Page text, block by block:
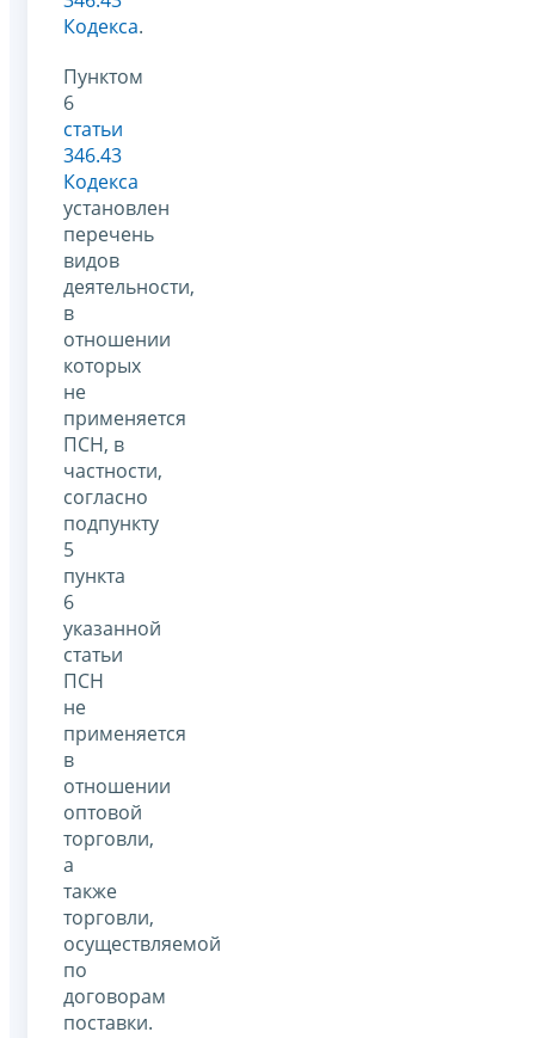
Кодекса.
Пунктом
6
статьи
346.43
Кодекса
установлен
перечень
видов
деятельности,
в
отношении
которых
не
применяется
ПСН, в
частности,
согласно
подпункту
5
пункта
6
указанной
статьи
ПСН
не
применяется
в
отношении
оптовой
торговли,
а
также
торговли,
осуществляемой
по
договорам
поставки.